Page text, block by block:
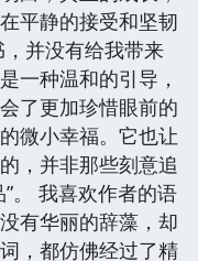
平静的接受和坚韧
并没有给我带来
一种温和的引导，
了更加珍惜眼前的
微小幸福。它也让
，并非那些刻意追
。 我喜欢作者的语
有华丽的辞藻，却
，都仿佛经过了精